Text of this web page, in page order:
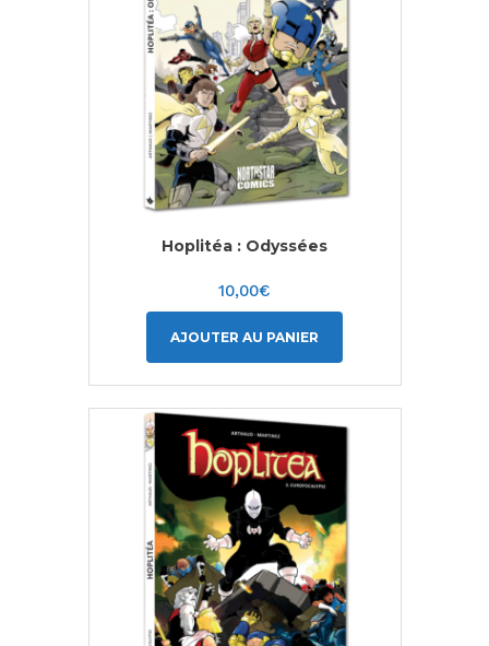
Hoplitéa : Odyssées
10,00€
AJOUTER AU PANIER